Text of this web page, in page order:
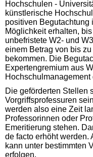
Hochschulen -
künstlerische
positiven
Möglichkeit erhalten,
unbefristete W2- und
einem Betrag von bis
bekommen. Die
Expertengremium aus
Hochschulmanagement
Die geförderten Stellen
Vorgriffsprofessuren
werden also eine Zeit
Professorinnen oder
Emeritierung stehen.
de facto erhöht werden.
kann unter bestimmten
erfolgen.